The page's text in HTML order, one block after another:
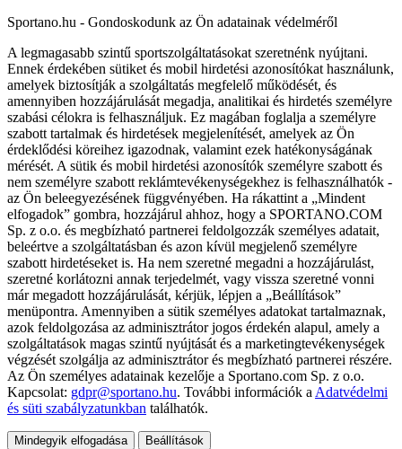
Sportano.hu - Gondoskodunk az Ön adatainak védelméről
A legmagasabb szintű sportszolgáltatásokat szeretnénk nyújtani.
Ennek érdekében sütiket és mobil hirdetési azonosítókat használunk,
amelyek biztosítják a szolgáltatás megfelelő működését, és
amennyiben hozzájárulását megadja, analitikai és hirdetés személyre
szabási célokra is felhasználjuk. Ez magában foglalja a személyre
szabott tartalmak és hirdetések megjelenítését, amelyek az Ön
érdeklődési köreihez igazodnak, valamint ezek hatékonyságának
mérését. A sütik és mobil hirdetési azonosítók személyre szabott és
nem személyre szabott reklámtevékenységekhez is felhasználhatók -
az Ön beleegyezésének függvényében. Ha rákattint a „Mindent
elfogadok” gombra, hozzájárul ahhoz, hogy a SPORTANO.COM
Sp. z o.o. és megbízható partnerei feldolgozzák személyes adatait,
beleértve a szolgáltatásban és azon kívül megjelenő személyre
szabott hirdetéseket is. Ha nem szeretné megadni a hozzájárulást,
szeretné korlátozni annak terjedelmét, vagy vissza szeretné vonni
már megadott hozzájárulását, kérjük, lépjen a „Beállítások”
menüpontra. Amennyiben a sütik személyes adatokat tartalmaznak,
azok feldolgozása az adminisztrátor jogos érdekén alapul, amely a
szolgáltatások magas szintű nyújtását és a marketingtevékenységek
végzését szolgálja az adminisztrátor és megbízható partnerei részére.
Az Ön személyes adatainak kezelője a Sportano.com Sp. z o.o.
Kapcsolat: gdpr@sportano.hu. További információk a Adatvédelmi
és süti szabályzatunkban találhatók.
Mindegyik elfogadása Beállítások